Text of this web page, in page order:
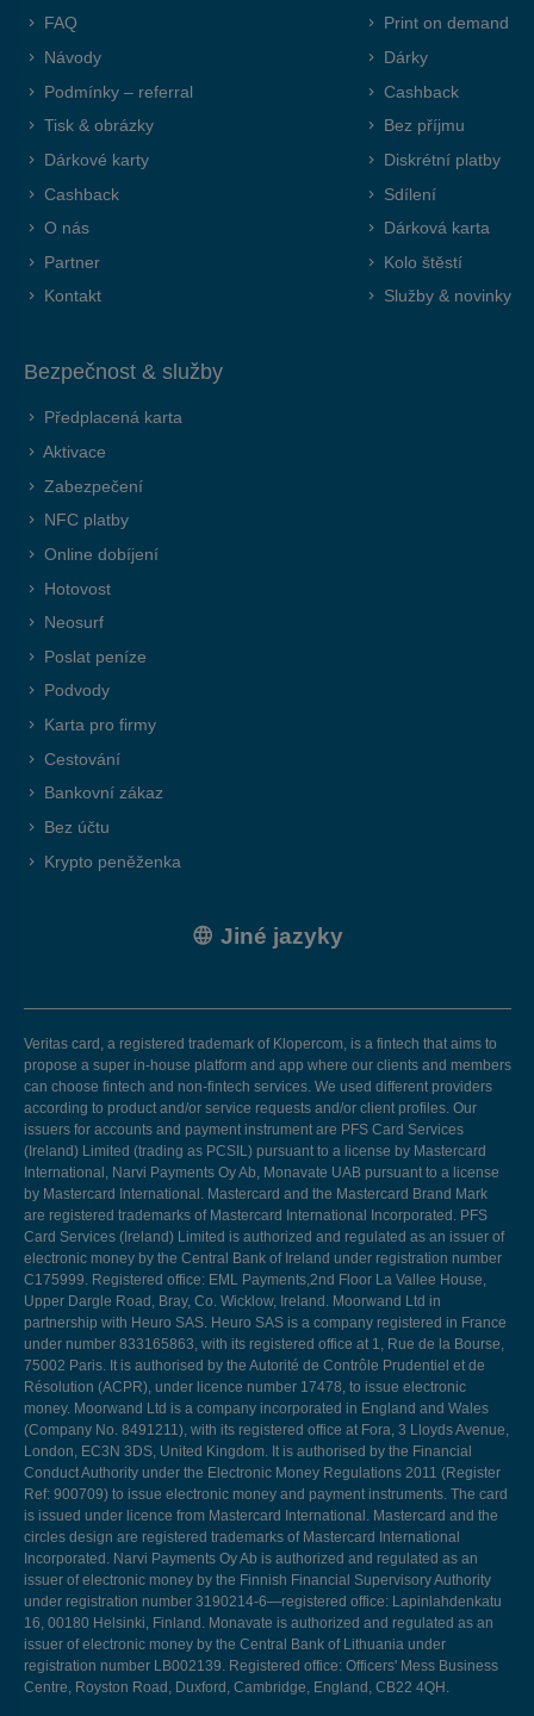
FAQ
Návody
Podmínky – referral
Tisk & obrázky
Dárkové karty
Cashback
O nás
Partner
Kontakt
Print on demand
Dárky
Cashback
Bez příjmu
Diskrétní platby
Sdílení
Dárková karta
Kolo štěstí
Služby & novinky
Bezpečnost & služby
Předplacená karta
Aktivace
Zabezpečení
NFC platby
Online dobíjení
Hotovost
Neosurf
Poslat peníze
Podvody
Karta pro firmy
Cestování
Bankovní zákaz
Bez účtu
Krypto peněženka
Jiné jazyky
Veritas card, a registered trademark of Klopercom, is a fintech that aims to
propose a super in-house platform and app where our clients and members
can choose fintech and non-fintech services. We used different providers
according to product and/or service requests and/or client profiles. Our
issuers for accounts and payment instrument are PFS Card Services
(Ireland) Limited (trading as PCSIL) pursuant to a license by Mastercard
International, Narvi Payments Oy Ab, Monavate UAB pursuant to a license
by Mastercard International. Mastercard and the Mastercard Brand Mark
are registered trademarks of Mastercard International Incorporated. PFS
Card Services (Ireland) Limited is authorized and regulated as an issuer of
electronic money by the Central Bank of Ireland under registration number
C175999. Registered office: EML Payments,2nd Floor La Vallee House,
Upper Dargle Road, Bray, Co. Wicklow, Ireland. Moorwand Ltd in
partnership with Heuro SAS. Heuro SAS is a company registered in France
under number 833165863, with its registered office at 1, Rue de la Bourse,
75002 Paris. It is authorised by the Autorité de Contrôle Prudentiel et de
Résolution (ACPR), under licence number 17478, to issue electronic
money. Moorwand Ltd is a company incorporated in England and Wales
(Company No. 8491211), with its registered office at Fora, 3 Lloyds Avenue,
London, EC3N 3DS, United Kingdom. It is authorised by the Financial
Conduct Authority under the Electronic Money Regulations 2011 (Register
Ref: 900709) to issue electronic money and payment instruments. The card
is issued under licence from Mastercard International. Mastercard and the
circles design are registered trademarks of Mastercard International
Incorporated. Narvi Payments Oy Ab is authorized and regulated as an
issuer of electronic money by the Finnish Financial Supervisory Authority
under registration number 3190214-6—registered office: Lapinlahdenkatu
16, 00180 Helsinki, Finland. Monavate is authorized and regulated as an
issuer of electronic money by the Central Bank of Lithuania under
registration number LB002139. Registered office: Officers' Mess Business
Centre, Royston Road, Duxford, Cambridge, England, CB22 4QH.